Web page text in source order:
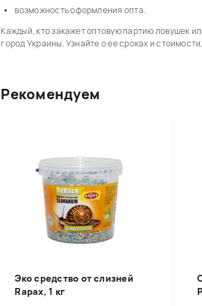
возможность оформления опта.
Каждый, кто закажет оптовую партию ловушек
город Украины. Узнайте о ее сроках и
Рекомендуем
Эко средство от слизней
Rapax, 1 кг